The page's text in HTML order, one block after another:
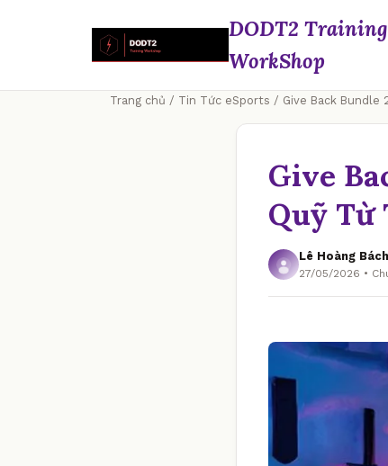
DODT2 Training
WorkShop
Trang chủ / Tin Tức eSports / Give Back Bundle
Give
Quỹ Từ
Lê Hoàng Bách
27/05/2026 •